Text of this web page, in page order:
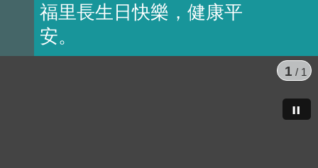
福里長生日快樂，健康平
安。
1 / 1